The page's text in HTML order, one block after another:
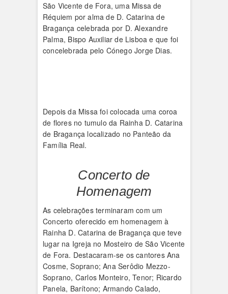
São Vicente de Fora, uma Missa de
Réquiem por alma de D. Catarina de
Bragança celebrada por D. Alexandre
Palma, Bispo Auxiliar de Lisboa e que foi
concelebrada pelo Cónego Jorge Dias.
Depois da Missa foi colocada uma coroa
de flores no tumulo da Rainha D. Catarina
de Bragança localizado no Panteão da
Família Real.
Concerto de
Homenagem
As celebrações terminaram com um
Concerto oferecido em homenagem à
Rainha D. Catarina de Bragança que teve
lugar na Igreja no Mosteiro de São Vicente
de Fora. Destacaram-se os cantores Ana
Cosme, Soprano; Ana Serôdio Mezzo-
Soprano, Carlos Monteiro, Tenor; Ricardo
Panela, Barítono; Armando Calado,